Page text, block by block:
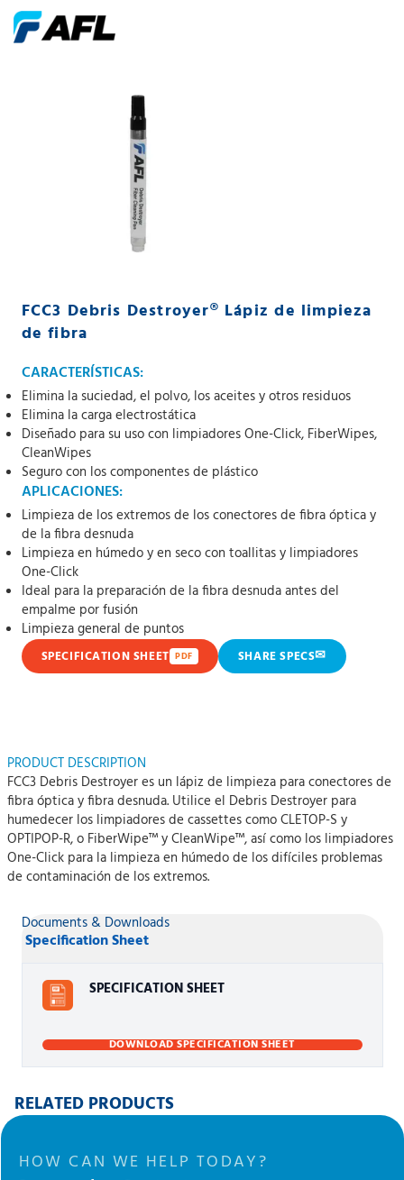
FCC3 Debris Destroyer® Lápiz de limpieza
de fibra
CARACTERÍSTICAS:
Elimina la suciedad, el polvo, los aceites y otros residuos
Elimina la carga electrostática
Diseñado para su uso con limpiadores One-Click, FiberWipes,
CleanWipes
Seguro con los componentes de plástico
APLICACIONES:
Limpieza de los extremos de los conectores de fibra óptica y
de la fibra desnuda
Limpieza en húmedo y en seco con toallitas y limpiadores
One-Click
Ideal para la preparación de la fibra desnuda antes del
empalme por fusión
Limpieza general de puntos
SPECIFICATION SHEET PDF SHARE SPECS✉
PRODUCT DESCRIPTION
FCC3 Debris Destroyer es un lápiz de limpieza para conectores de
fibra óptica y fibra desnuda. Utilice el Debris Destroyer para
humedecer los limpiadores de cassettes como CLETOP-S y
OPTIPOP-R, o FiberWipe™ y CleanWipe™, así como los limpiadores
One-Click para la limpieza en húmedo de los difíciles problemas
de contaminación de los extremos.
Documents & Downloads
Specification Sheet
SPECIFICATION SHEET
DOWNLOAD SPECIFICATION SHEET
RELATED PRODUCTS
HOW CAN WE HELP TODAY?